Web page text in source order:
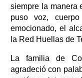
siempre la manera
puso voz,
emocionado, el
la Red Huellas de
La familia de
agradeció con